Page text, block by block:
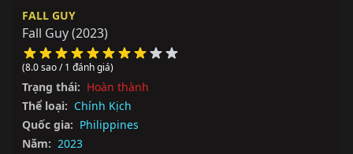
FALL GUY
Fall Guy(2023)
(8.0 sao / 1 đánh giá)
Trạng thái: Hoàn thành
Thể loại: Chính Kịch
Quốc gia: Philippines
Năm: 2023